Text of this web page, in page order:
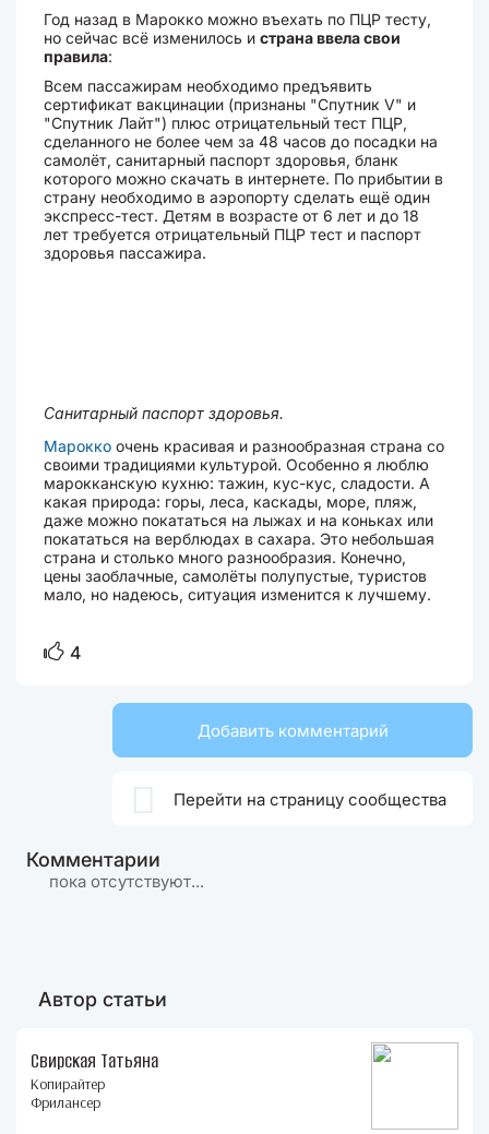
Год назад в Марокко можно въехать по ПЦР тесту,
но сейчас всё изменилось и страна ввела свои
правила:
Всем пассажирам необходимо предъявить
сертификат вакцинации (признаны "Спутник V" и
"Спутник Лайт") плюс отрицательный тест ПЦР,
сделанного не более чем за 48 часов до посадки на
самолёт, санитарный паспорт здоровья, бланк
которого можно скачать в интернете. По прибытии в
страну необходимо в аэропорту сделать ещё один
экспресс-тест. Детям в возрасте от 6 лет и до 18
лет требуется отрицательный ПЦР тест и паспорт
здоровья пассажира.
Санитарный паспорт здоровья.
Марокко очень красивая и разнообразная страна со
своими традициями культурой. Особенно я люблю
марокканскую кухню: тажин, кус-кус, сладости. А
какая природа: горы, леса, каскады, море, пляж,
даже можно покататься на лыжах и на коньках или
покататься на верблюдах в сахара. Это небольшая
страна и столько много разнообразия. Конечно,
цены заоблачные, самолёты полупустые, туристов
мало, но надеюсь, ситуация изменится к лучшему.
4
Добавить комментарий
Перейти на страницу сообщества
Комментарии
пока отсутствуют...
Автор статьи
Свирская Татьяна
Копирайтер
Фрилансер